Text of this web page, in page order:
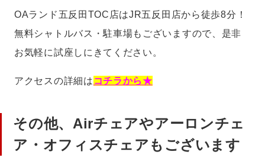
OAランド五反田TOC店はJR五反田店から徒歩8分！
無料シャトルバス・駐車場もございますので、是非
お気軽に試座しにきてください。
アクセスの詳細は コチラから★
その他、Airチェアやアーロンチェ
ア・オフィスチェアもございます